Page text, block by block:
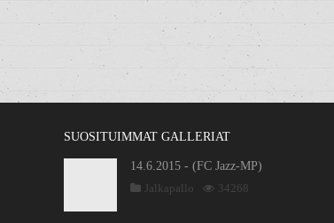
SUOSITUIMMAT GALLERIAT
14.6.2015 - (FC Jazz-MP)
Jalkapallo
34268